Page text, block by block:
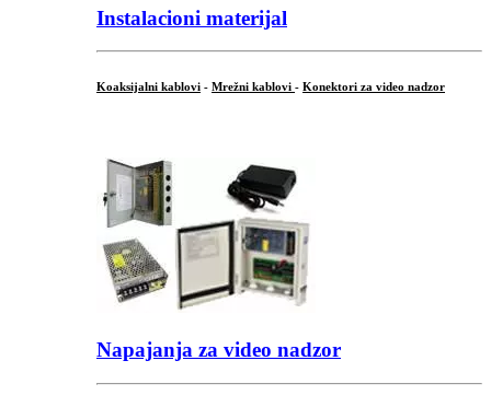
Instalacioni materijal
Koaksijalni kablovi - Mrežni kablovi - Konektori za video nadzor
Napajanja za video nadzor